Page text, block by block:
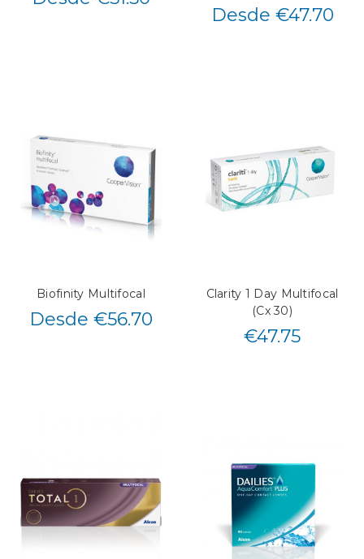
Desde €47.70
Biofinity Multifocal
Desde €56.70
Clarity 1 Day Multifocal
(Cx 30)
€47.75